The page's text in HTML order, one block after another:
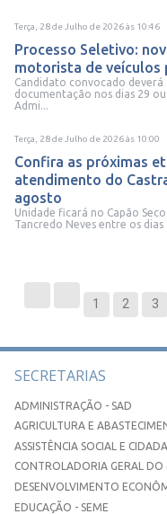
Terça, 28 de Julho de 2026às 10:46
Processo Seletivo:
motorista de veículos
Candidato convocado deverá
documentação nos dias 29
Admi...
Terça, 28 de Julho de 2026às 10:00
Confira as próximas
atendimento do
agosto
Unidade ficará no Capão
Tancredo Neves entre os dias
1 2 3
SECRETARIAS
ADMINISTRAÇÃO - SAD
AGRICULTURA E
ASSISTÊNCIA SOCIAL E
CONTROLADORIA GERAL DO
DESENVOLVIMENTO
EDUCAÇÃO - SEME